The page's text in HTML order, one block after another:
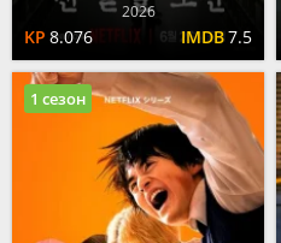
2026
8.076 7.5
1 сезон